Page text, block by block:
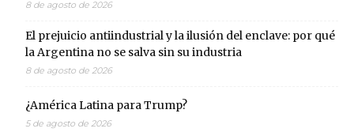
8 de agosto de 2026
El prejuicio antiindustrial y la ilusión del enclave: por qué
la Argentina no se salva sin su industria
8 de agosto de 2026
¿América Latina para Trump?
5 de agosto de 2026